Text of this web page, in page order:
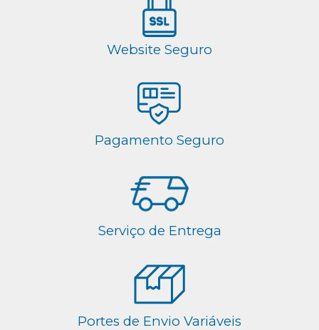
Website Seguro
Pagamento Seguro
Serviço de Entrega
Portes de Envio Variáveis